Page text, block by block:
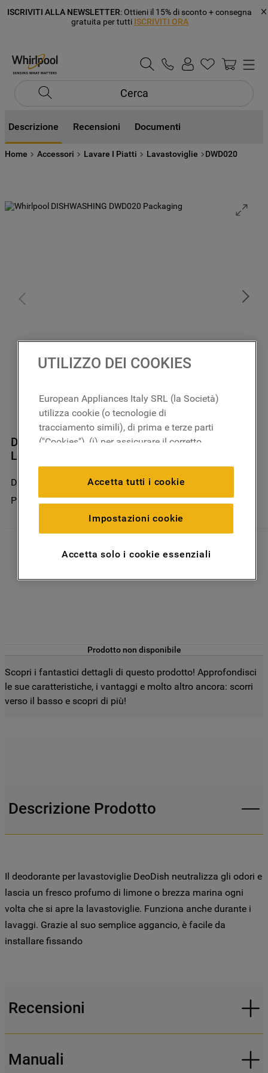
ISCRIVITI ALLA NEWSLETTER: Ottieni il 15% di sconto + consegna
gratuita per tutti ISCRIVITI ORA
Cerca
Descrizione Recensioni Documenti
Home Accessori Lavare I Piatti Lavastoviglie DWD020
Deodorante Per Lavastoviglie (Display 16 +
Lemon + Acquamarine)
DWD020
Prodotto non disponibile nel negozio
Prodotto non disponibile
Scopri i fantastici dettagli di questo prodotto! Approfondisci
le sue caratteristiche, i vantaggi e molto altro ancora: scorri
verso il basso e scopri di più!
Descrizione Prodotto
Il deodorante per lavastoviglie DeoDish neutralizza gli odori e
lascia un fresco profumo di limone o brezza marina ogni
volta che si apre la lavastoviglie. Funziona anche durante i
lavaggi. Grazie al suo semplice aggancio, è facile da
installare fissando
Recensioni
Manuali
UTILIZZO DEI COOKIES
European Appliances Italy SRL (la Società)
utilizza cookie (o tecnologie di
tracciamento simili), di prima e terze parti
("Cookies"), (i) per assicurare il corretto
impostazioni scelte dall'utente e per
migliorare l'esperienza di navigazione
(cookie tecnici), (ii) per finalità statistiche e
per rilevare l’audience del nostro sito e
non personalizzati basati sulle abitudini
https://business.safety.google/privacy/) e
migliorare l'efficacia della nostra strategia
di marketing (cookie di profilazione e
marketing) e (iv) per personalizzare il
modificare le tue preferenze, consulta
l’informativa cookie.
raccolti tramite i cookie consulta
l’Informativa Privacy
. Se scegli di chiudere
il banner utilizzando il pulsante “X” in alto
a destra, saranno mantenute le
impostazioni predefinite che non
consentono l’utilizzo di cookie diversi dai
condivisione dei tuoi dati con terze parti
per tali finalità. Accedendo alla sezione
“VOGLIO DEFINIRE LE MIE PREFERENZE
specifico le tue preferenze.
Accetta tutti i cookie
Impostazioni cookie
Accetta solo i cookie essenziali